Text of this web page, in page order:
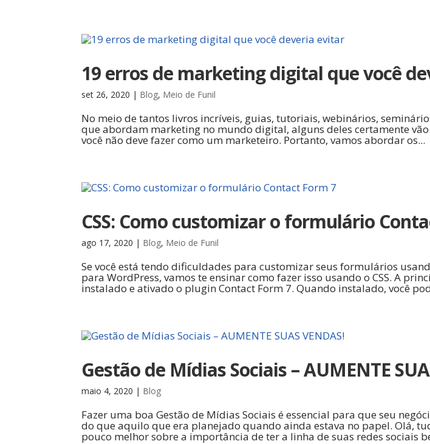
19 erros de marketing digital que você
set 26, 2020 | Blog, Meio de Funil
No meio de tantos livros incríveis, guias, tutoriais, webinários,
que abordam marketing no mundo digital, alguns deles certamente
você não deve fazer como um marketeiro. Portanto, vamos abordar os...
CSS: Como customizar o formulário
ago 17, 2020 | Blog, Meio de Funil
Se você está tendo dificuldades para customizar seus formulários
para WordPress, vamos te ensinar como fazer isso usando o CSS. A
instalado e ativado o plugin Contact Form 7. Quando instalado, você
Gestão de Mídias Sociais – AUMENTE
maio 4, 2020 | Blog
Fazer uma boa Gestão de Mídias Sociais é essencial para que seu
do que aquilo que era planejado quando ainda estava no papel. Olá,
pouco melhor sobre a importância de ter a linha de suas redes sociais